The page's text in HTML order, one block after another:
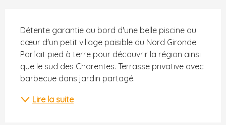
Détente garantie au bord d'une belle piscine au
cœur d'un petit village paisible du Nord Gironde.
Parfait pied à terre pour découvrir la région ainsi
que le sud des Charentes. Terrasse privative avec
barbecue dans jardin partagé.
Lire la suite